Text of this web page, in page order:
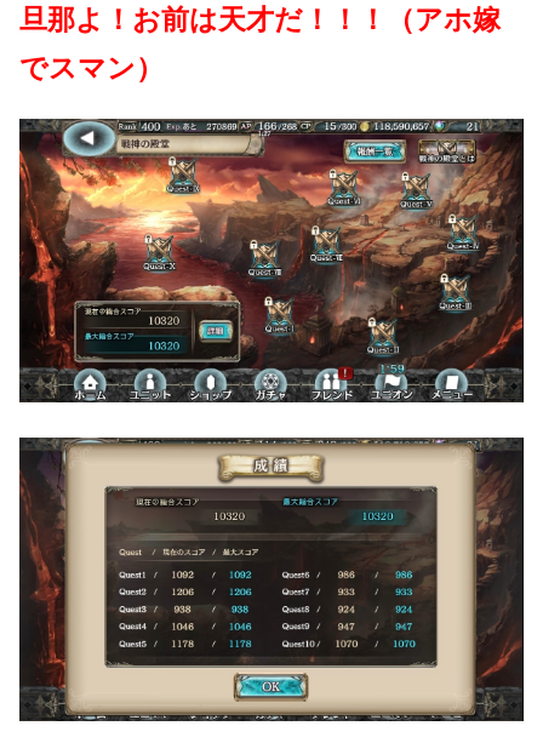
旦那よ！お前は天才だ！！！（アホ嫁
でスマン）